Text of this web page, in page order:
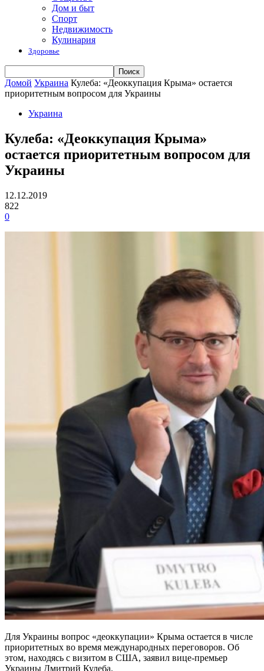
Дом и быт
Спорт
Недвижимость
Кулинария
Здоровье
Домой Украина Кулеба: «Деоккупация Крыма» остается
приоритетным вопросом для Украины
Украина
Кулеба: «Деоккупация Крыма»
остается приоритетным вопросом для
Украины
12.12.2019
822
0
Для Украины вопрос «деоккупации» Крыма остается в числе
приоритетных во время международных переговоров. Об
этом, находясь с визитом в США, заявил вице-премьер
Украины Дмитрий Кулеба.